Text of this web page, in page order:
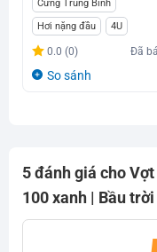
gốc
là:
790.000₫.
hiện
tại
là:
Cứng Trung Bình
Hơi nặng đầu
4U
0.0 (0) Đã
So sánh
5 đánh giá cho
100 xanh | Bầu